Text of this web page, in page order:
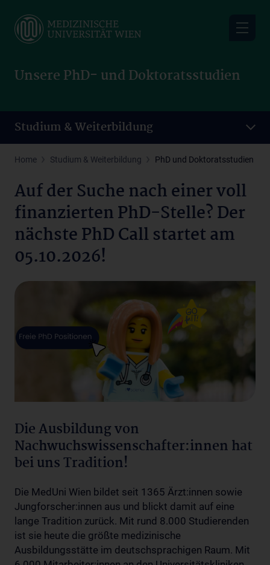
main
Unsere PhD- und Doktoratsstudien
Studium & Weiterbildung
Home Studium & Weiterbildung PhD und Doktoratsstudien
Auf der Suche nach einer voll
finanzierten PhD-Stelle? Der
nächste PhD Call startet am
05.10.2026!
Die Ausbildung von
Nachwuchswissenschafter:innen hat
bei uns Tradition!
Die MedUni Wien bildet seit 1365 Ärzt:innen sowie
Jungforscher:innen aus und blickt damit auf eine
lange Tradition zurück. Mit rund 8.000 Studierenden
ist sie heute die größte medizinische
Ausbildungsstätte im deutschsprachigen Raum. Mit